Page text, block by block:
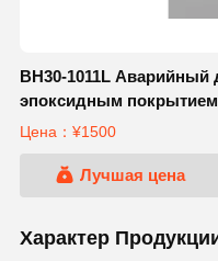
BH30-1011L
эпоксидным покрытием
Цена：¥1500
Лучшая цена
Характер